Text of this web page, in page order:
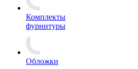
Комплекты
фурнитуры
Обложки